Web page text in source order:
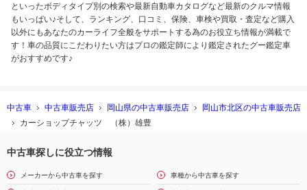
といったボディタイプ別の検索や最新自動車カタログなど最新のクルマ情報
もいっぱい♪そして、ランキング、口コミ、保険、車検や買取・査定など購入
以外にもあなたのカーライフ全般をサポートする為のお役立ち情報が満載で
す！車の品質にこだわりたい方はプロの鑑定師により鑑定されたグー鑑定車
がおすすめです♪
中古車 中古車販売店 岡山県の中古車販売店
岡山市北区の中古車販売店
カーショップチャッツ （株）雄豊
中古車探しに役立つ情報
メーカーから中古車を探す 車種から中古車を探す